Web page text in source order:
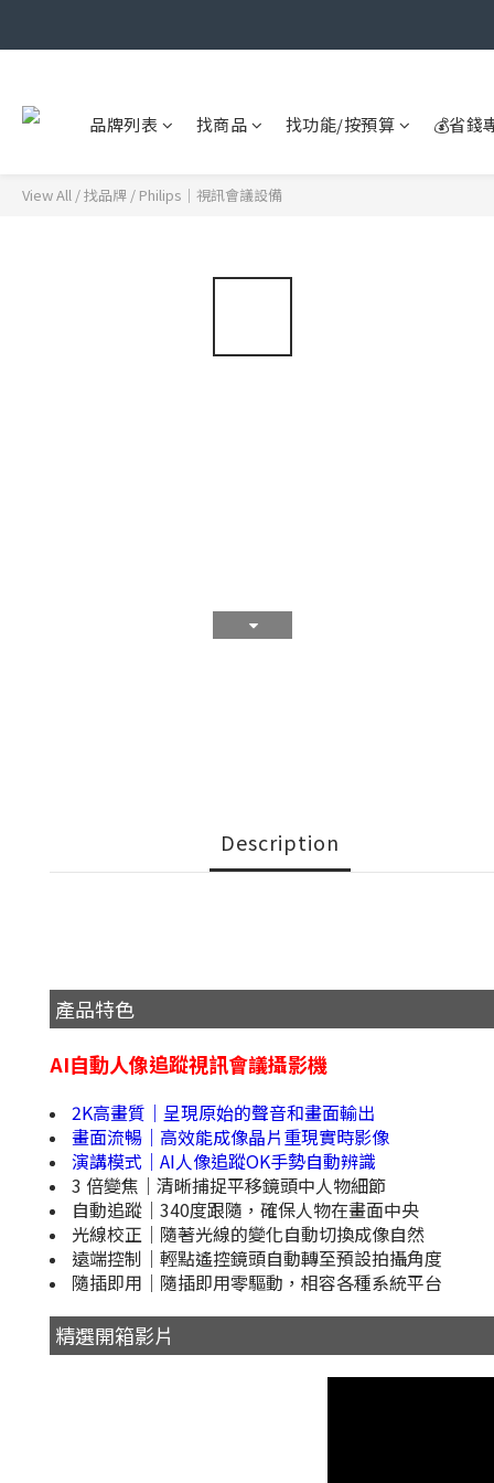
品牌列表 找商品 找功能/按預算 💰省錢
View All /找品牌 / Philips｜視訊會議設備
Description
產品特色
AI自動人像追蹤視訊會議攝影機
2K高畫質｜呈現原始的聲音和畫面輸出
畫面流暢｜高效能成像晶片重現實時影像
演講模式｜AI人像追蹤OK手勢自動辨識
3 倍變焦｜清晰捕捉平移鏡頭中人物細節
自動追蹤｜340度跟隨，確保人物在畫面中央
光線校正｜隨著光線的變化自動切換成像自然
遠端控制｜輕點遙控鏡頭自動轉至預設拍攝角度
隨插即用｜隨插即用零驅動，相容各種系統平台
精選開箱影片